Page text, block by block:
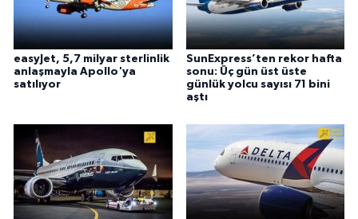
easyJet, 5,7 milyar sterlinlik
anlaşmayla Apollo'ya
satılıyor
SunExpress’ten rekor hafta
sonu: Üç gün üst üste
günlük yolcu sayısı 71 bini
aştı